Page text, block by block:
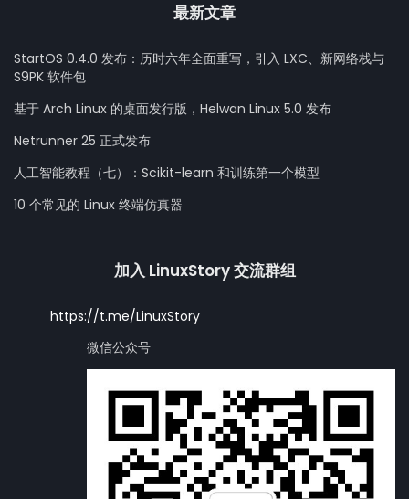
最新文章
StartOS 0.4.0 发布：历时六年全面重写，引入 LXC、新网络栈与
S9PK 软件包
基于 Arch Linux 的桌面发行版，Helwan Linux 5.0 发布
Netrunner 25 正式发布
人工智能教程（七）：Scikit-learn 和训练第一个模型
10 个常见的 Linux 终端仿真器
加入 LinuxStory 交流群组
https://t.me/LinuxStory
微信公众号